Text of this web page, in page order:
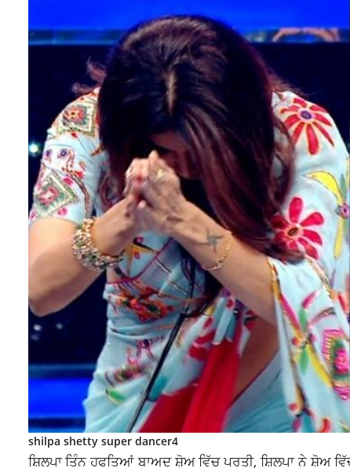
shilpa shetty super dancer4
ਸ਼ਿਲਪਾ ਤਿੰਨ ਹਫਤਿਆਂ ਬਾਅਦ ਸ਼ੋਅ ਵਿੱਚ ਪਰਤੀ, ਸ਼ਿਲਪਾ ਨੇ ਸ਼ੋਅ